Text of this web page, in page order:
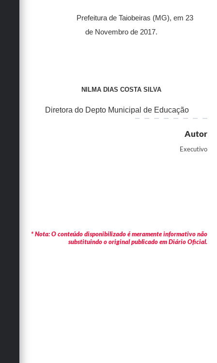
Prefeitura de Taiobeiras (MG), em 23
de Novembro de 2017.
NILMA DIAS COSTA SILVA
Diretora do Depto Municipal de Educação
Autor
Executivo
* Nota: O conteúdo disponibilizado é meramente informativo não
substituindo o original publicado em Diário Oficial.